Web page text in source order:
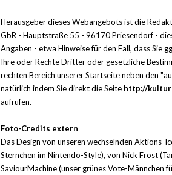
Herausgeber dieses Webangebots ist die
GbR - Hauptstraße 55 - 96170 Priesendorf -
Angaben - etwa Hinweise für den Fall, dass Sie
Ihre oder Rechte Dritter oder gesetzliche
rechten Bereich unserer Startseite neben den
natürlich indem Sie direkt die Seite http://
aufrufen.
Foto-Credits extern
Das Design von unseren wechselnden Aktions-
Sternchen im Nintendo-Style), von Nick Frost
SaviourMachine (unser grünes Vote-Männchen